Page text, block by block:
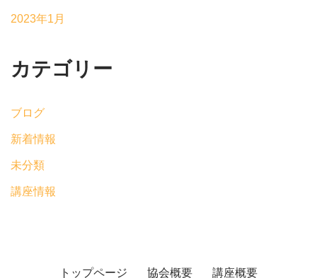
2023年1月
カテゴリー
ブログ
新着情報
未分類
講座情報
トップページ 協会概要 講座概要